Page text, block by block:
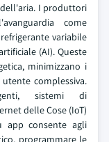
I produttori
come
variabile
(AI). Queste
minimizzano i
complessiva.
sistemi di
delle Cose (IoT)
app consente agli
programmare le